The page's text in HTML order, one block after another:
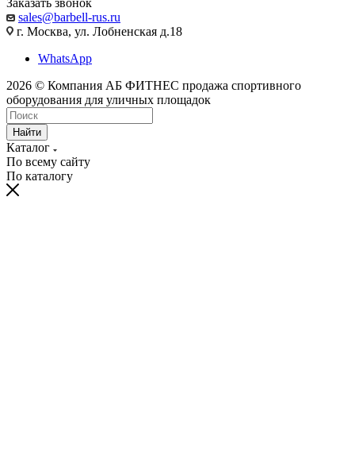
Заказать звонок
sales@barbell-rus.ru
г. Москва, ул. Лобненская д.18
WhatsApp
2026 © Компания АБ ФИТНЕС продажа спортивного
оборудования для уличных площадок
Найти
Каталог
По всему сайту
По каталогу